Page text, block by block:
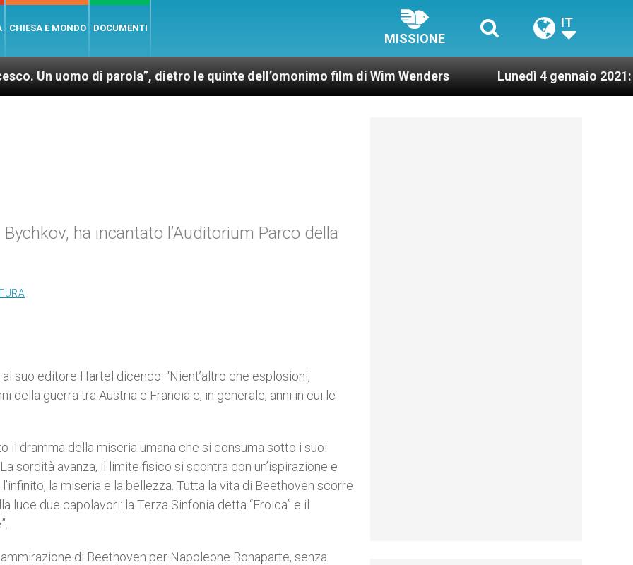
CHIESA E MONDO DOCUMENTI
MISSIONE
IT
di parola”, dietro le quinte dell’omonimo film di Wim Wenders Lunedì 4 gennaio 2021:
ha incantato l’Auditorium Parco della
suo editore Hartel dicendo: “Nient’altro che esplosioni,
della guerra tra Austria e Francia e, in generale, anni in cui le
il dramma della miseria umana che si consuma sotto i suoi
sordità avanza, il limite fisico si scontra con un’ispirazione e
la miseria e la bellezza. Tutta la vita di Beethoven scorre
due capolavori: la Terza Sinfonia detta “Eroica” e il
di Beethoven per Napoleone Bonaparte, senza